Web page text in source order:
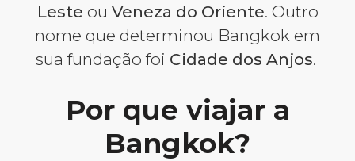
Leste ou Veneza do Oriente. Outro
nome que determinou Bangkok em
sua fundação foi Cidade dos Anjos.
Por que viajar a
Bangkok?